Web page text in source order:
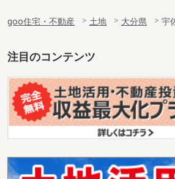
goo住宅・不動産 土地 大分県 宇
注目のコンテンツ